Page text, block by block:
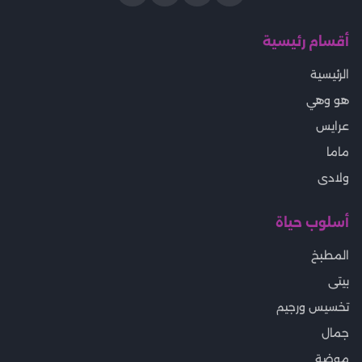
أقسام رئيسية
الرئيسية
هو وهي
عرايس
ماما
ولادى
أسلوب حياة
المطبخ
بيتى
تخسيس ورجيم
جمال
موضة